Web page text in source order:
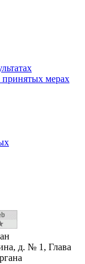
мерах
д. № 1, Глава